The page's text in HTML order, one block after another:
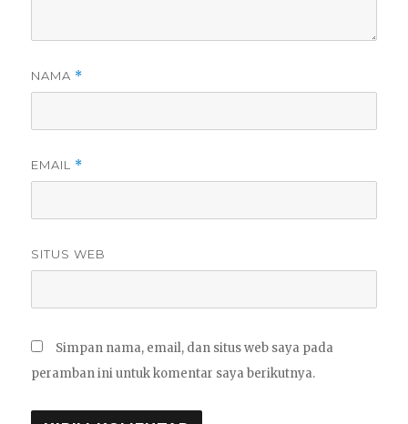
NAMA *
EMAIL *
SITUS WEB
Simpan nama, email, dan situs web saya pada
peramban ini untuk komentar saya berikutnya.